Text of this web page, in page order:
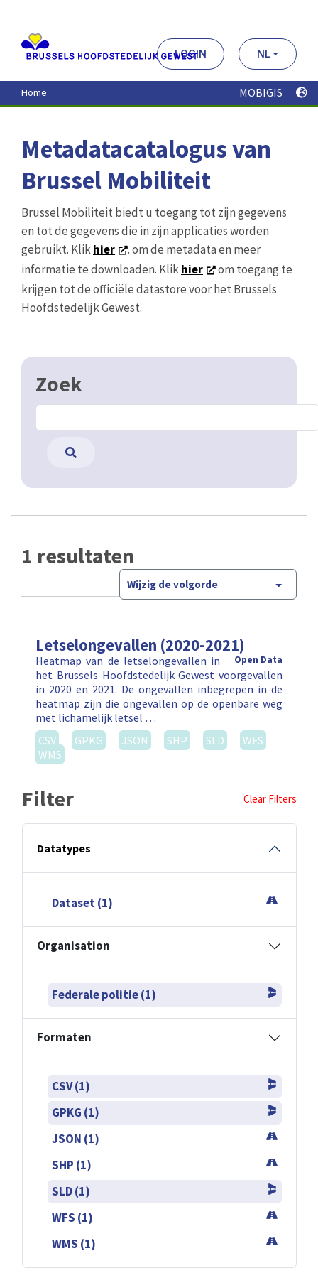
contenu
principal
LOGIN NL
Home MOBIGIS
Metadatacatalogus van
Brussel Mobiliteit
Brussel Mobiliteit biedt u toegang tot zijn gegevens
en tot de gegevens die in zijn applicaties worden
gebruikt. Klikhier
. om de metadata en meer
informatie te downloaden. Klikhier
om toegang te
krijgen tot de officiële datastore voor het Brussels
Hoofdstedelijk Gewest.
Zoek
1 resultaten
Wijzig de volgorde
Letselongevallen (2020-2021)
Open Data
Heatmap van de letselongevallen in
het Brussels Hoofdstedelijk Gewest voorgevallen
in 2020 en 2021. De ongevallen inbegrepen in de
heatmap zijn die ongevallen op de openbare weg
met lichamelijk letsel …
CSV
GPKG JSON SHP SLD
WFS
WMS
Filter Clear Filters
Datatypes
Dataset (1)
Organisation
Federale politie (1)
Formaten
CSV (1)
GPKG (1)
JSON (1)
SHP (1)
SLD (1)
WFS (1)
WMS (1)